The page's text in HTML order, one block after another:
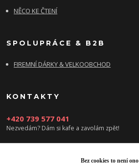
NĚCO KE ČTENÍ
SPOLUPRÁCE & B2B
FIREMNÍ DÁRKY & VELKOOBCHOD
KONTAKTY
+420 739 577 041
Nezvedám? Dám si kafe a zavolám zpět!
info@damsikafe.cz
Bez cookies to není ono